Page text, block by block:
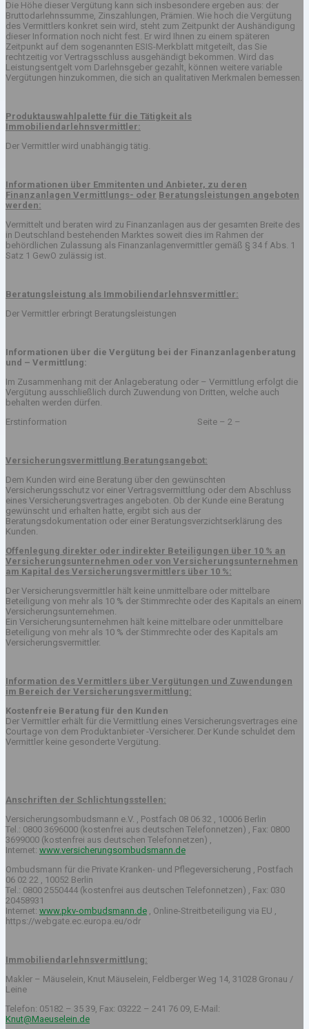
Die Höhe dieser Vergütung kann sich insbesondere ergeben aus: der
Bruttodarlehnssumme, Zinszahlungen, Prämien. Wie hoch die Vergütung
des Vermittlers konkret sein wird, steht zum Zeitpunkt der Aushändigung
dieser Information noch nicht fest. Er wird Ihnen zu einem späteren
Zeitpunkt auf dem sogenannten ESIS-Merkblatt mitgeteilt, das Sie
rechtzeitig vor Vertragsschluss ausgehändigt bekommen. Wird das
Leistungsentgelt vom Darlehnsgeber gezahlt, können weitere variable
Vergütungen hinzukommen, die sich an qualitativen Merkmalen bemessen.
Produktauswahlpalette für die Tätigkeit als
Immobiliendarlehnsvermittler:
Der Vermittler wird unabhängig tätig.
Informationen über Emmitenten und Anbieter, zu deren
Finanzanlagen Vermittlungs- oder Beratungsleistungen angeboten
werden:
Vermittelt und beraten wird zu Finanzanlagen aus der gesamten Breite des
in Deutschland bestehenden Marktes soweit dies im Rahmen der
behördlichen Zulassung als Finanzanlagenvermittler gemäß § 34 f Abs. 1
Satz 1 GewO zulässig ist.
Beratungsleistung als Immobiliendarlehnsvermittler:
Der Vermittler erbringt Beratungsleistungen
Informationen über die Vergütung bei der Finanzanlagenberatung
und – Vermittlung:
Im Zusammenhang mit der Anlageberatung oder – Vermittlung erfolgt die
Vergütung ausschließlich durch Zuwendung von Dritten, welche auch
behalten werden dürfen.
Erstinformation Seite – 2 –
Versicherungsvermittlung Beratungsangebot:
Dem Kunden wird eine Beratung über den gewünschten
Versicherungsschutz vor einer Vertragsvermittlung oder dem Abschluss
eines Versicherungsvertrages angeboten. Ob der Kunde eine Beratung
gewünscht und erhalten hatte, ergibt sich aus der
Beratungsdokumentation oder einer Beratungsverzichtserklärung des
Kunden.
Offenlegung direkter oder indirekter Beteiligungen über 10 % an
Versicherungsunternehmen oder von Versicherungsunternehmen
am Kapital des Versicherungsvermittlers über 10 %:
Der Versicherungsvermittler hält keine unmittelbare oder mittelbare
Beteiligung von mehr als 10 % der Stimmrechte oder des Kapitals an einem
Versicherungsunternehmen.
Ein Versicherungsunternehmen hält keine mittelbare oder unmittelbare
Beteiligung von mehr als 10 % der Stimmrechte oder des Kapitals am
Versicherungsvermittler.
Information des Vermittlers über Vergütungen und Zuwendungen
im Bereich der Versicherungsvermittlung:
Kostenfreie Beratung für den Kunden
Der Vermittler erhält für die Vermittlung eines Versicherungsvertrages eine
Courtage von dem Produktanbieter -Versicherer. Der Kunde schuldet dem
Vermittler keine gesonderte Vergütung.
Anschriften der Schlichtungsstellen:
Versicherungsombudsmann e.V. , Postfach 08 06 32 , 10006 Berlin
Tel.: 0800 3696000 (kostenfrei aus deutschen Telefonnetzen) , Fax: 0800
3699000 (kostenfrei aus deutschen Telefonnetzen) ,
Internet: www.versicherungsombudsmann.de
Ombudsmann für die Private Kranken- und Pflegeversicherung , Postfach
06 02 22 , 10052 Berlin
Tel.: 0800 2550444 (kostenfrei aus deutschen Telefonnetzen) , Fax: 030
20458931
Internet: www.pkv-ombudsmann.de , Online-Streitbeteiligung via EU ,
https://webgate.ec.europa.eu/odr
Immobiliendarlehnsvermittlung:
Makler – Mäuselein, Knut Mäuselein, Feldberger Weg 14, 31028 Gronau /
Leine
Telefon: 05182 – 35 39, Fax: 03222 – 241 76 09, E-Mail:
Knut@Maeuselein.de